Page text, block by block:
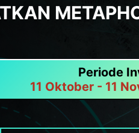
Periode
11 Oktober - 11